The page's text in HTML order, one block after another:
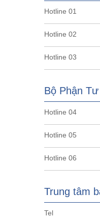
Hotline 01
Hotline 02
Hotline 03
Bộ Phận
Hotline 04
Hotline 05
Hotline 06
Trung tâm
Tel